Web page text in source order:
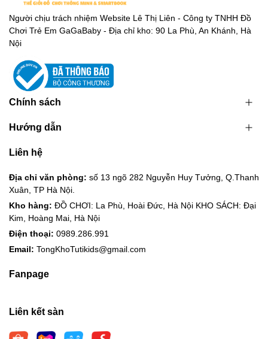
Người chịu trách nhiệm Website Lê Thị Liên - Công ty TNHH Đồ
Chơi Trẻ Em GaGaBaby - Địa chỉ kho: 90 La Phù, An Khánh, Hà
Nội
Chính sách
Hướng dẫn
Liên hệ
Địa chỉ văn phòng: số 13 ngõ 282 Nguyễn Huy Tưởng, Q.Thanh
Xuân, TP Hà Nội.
Kho hàng: ĐỒ CHƠI: La Phù, Hoài Đức, Hà Nội KHO SÁCH: Đại
Kim, Hoàng Mai, Hà Nội
Điện thoại: 0989.286.991
Email: TongKhoTutikids@gmail.com
Fanpage
Liên kết sàn